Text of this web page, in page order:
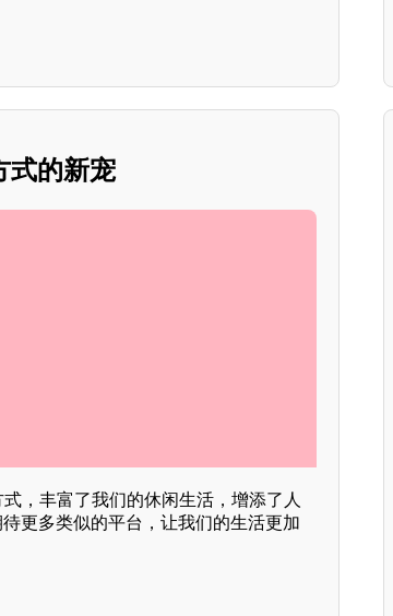
式的新宠
，丰富了我们的休闲生活，增添了人
更多类似的平台，让我们的生活更加